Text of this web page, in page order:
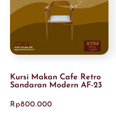
Kursi Makan Cafe Retro
Sandaran Modern AF-23
Rp800.000